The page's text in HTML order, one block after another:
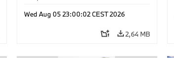
Wed Aug 05 23:00:02 CEST 2026
2,64 MB